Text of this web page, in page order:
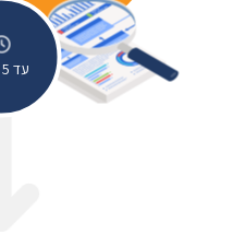
עד 5 ימים